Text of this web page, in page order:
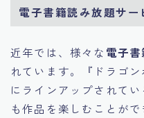
電子書籍読み放題サー
近年では、様々な 電子
れています。『ドラゴ
にラインアップされて
も作品を楽しむことが